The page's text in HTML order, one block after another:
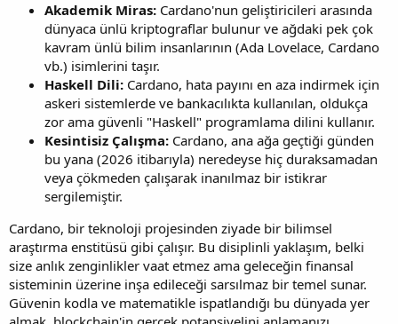
Akademik Miras: Cardano'nun geliştiricileri arasında
dünyaca ünlü kriptograflar bulunur ve ağdaki pek çok
kavram ünlü bilim insanlarının (Ada Lovelace, Cardano
vb.) isimlerini taşır.
Haskell Dili: Cardano, hata payını en aza indirmek için
askeri sistemlerde ve bankacılıkta kullanılan, oldukça
zor ama güvenli "Haskell" programlama dilini kullanır.
Kesintisiz Çalışma: Cardano, ana ağa geçtiği günden
bu yana (2026 itibarıyla) neredeyse hiç duraksamadan
veya çökmeden çalışarak inanılmaz bir istikrar
sergilemiştir.
Cardano, bir teknoloji projesinden ziyade bir bilimsel
araştırma enstitüsü gibi çalışır. Bu disiplinli yaklaşım, belki
size anlık zenginlikler vaat etmez ama geleceğin finansal
sisteminin üzerine inşa edileceği sarsılmaz bir temel sunar.
Güvenin kodla ve matematikle ispatlandığı bu dünyada yer